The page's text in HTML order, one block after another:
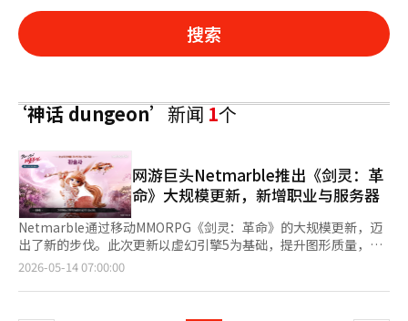
搜索
‘神话 dungeon’新闻1个
网游巨头Netmarble推出《剑灵：革
命》大规模更新，新增职业与服务器
Netmarble通过移动MMORPG《剑灵：革命》的大规模更新，迈
出了新的步伐。此次更新以虚幻引擎5为基础，提升图形质量，并
推出新职业和新服务器，旨在增强长期服务的竞争力。
大规模更新‘NEXT剑灵：革命’。展示会上，开发公司
2026-05-14 07:00:00
页